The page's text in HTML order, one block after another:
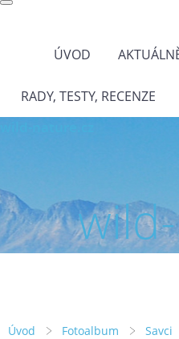
ÚVOD
RADY, TESTY, RECENZE
Úvod Fotoalbum Savci